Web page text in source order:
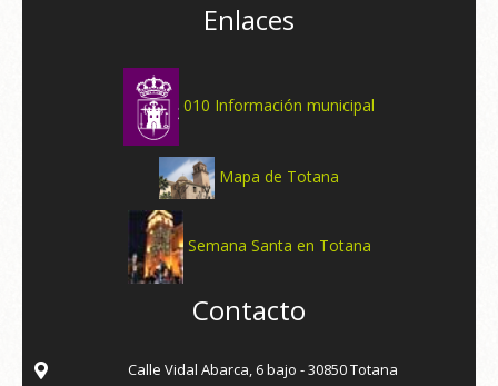
Enlaces
010 Información municipal
Mapa de Totana
Semana Santa en Totana
Contacto
Calle Vidal Abarca, 6 bajo - 30850 Totana